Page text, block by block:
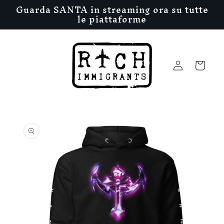
direttamente
Guarda SANTA in streaming ora su tutte
le piattaforme
Accedi Carrello
informazioni
sul prodotto